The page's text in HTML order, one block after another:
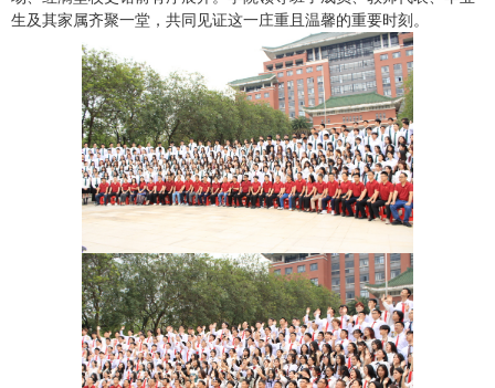
生及其家属齐聚一堂，共同见证这一庄重且温馨的重要时刻。